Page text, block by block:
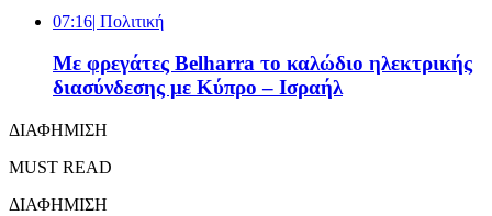
07:16| Πολιτική
Με φρεγάτες Belharra το καλώδιο ηλεκτρικής
διασύνδεσης με Κύπρο – Ισραήλ
ΔΙΑΦΗΜΙΣΗ
MUST READ
ΔΙΑΦΗΜΙΣΗ